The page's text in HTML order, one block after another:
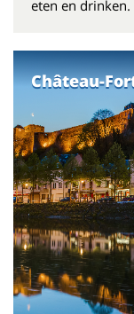
eten en drinken.
Château-